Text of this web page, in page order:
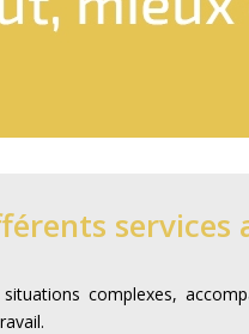
services
complexes,